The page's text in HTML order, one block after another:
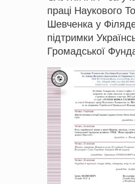
праці Наукового
Шевченка у
підтримки
Громадської